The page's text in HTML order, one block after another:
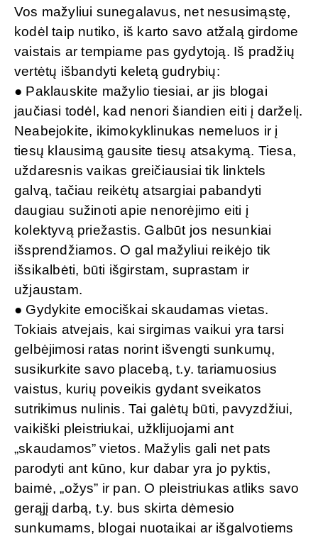
Vos mažyliui sunegalavus, net nesusimąstę,
kodėl taip nutiko, iš karto savo atžalą girdome
vaistais ar tempiame pas gydytoją. Iš pradžių
vertėtų išbandyti keletą gudrybių:
● Paklauskite mažylio tiesiai, ar jis blogai
jaučiasi todėl, kad nenori šiandien eiti į darželį.
Neabejokite, ikimokyklinukas nemeluos ir į
tiesų klausimą gausite tiesų atsakymą. Tiesa,
uždaresnis vaikas greičiausiai tik linktels
galvą, tačiau reikėtų atsargiai pabandyti
daugiau sužinoti apie nenorėjimo eiti į
kolektyvą priežastis. Galbūt jos nesunkiai
išsprendžiamos. O gal mažyliui reikėjo tik
išsikalbėti, būti išgirstam, suprastam ir
užjaustam.
● Gydykite emociškai skaudamas vietas.
Tokiais atvejais, kai sirgimas vaikui yra tarsi
gelbėjimosi ratas norint išvengti sunkumų,
susikurkite savo placebą, t.y. tariamuosius
vaistus, kurių poveikis gydant sveikatos
sutrikimus nulinis. Tai galėtų būti, pavyzdžiui,
vaikiški pleistriukai, užklijuojami ant
„skaudamos” vietos. Mažylis gali net pats
parodyti ant kūno, kur dabar yra jo pyktis,
baimė, „ožys” ir pan. O pleistriukas atliks savo
gerąjį darbą, t.y. bus skirta dėmesio
sunkumams, blogai nuotaikai ar išgalvotiems